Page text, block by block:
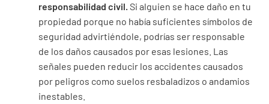
responsabilidad civil.Si alguien se hace daño en tu
propiedad porque no había suficientes símbolos de
seguridad advirtiéndole, podrías ser responsable
de los daños causados por esas lesiones. Las
señales pueden reducir los accidentes causados
por peligros como suelos resbaladizos o andamios
inestables.